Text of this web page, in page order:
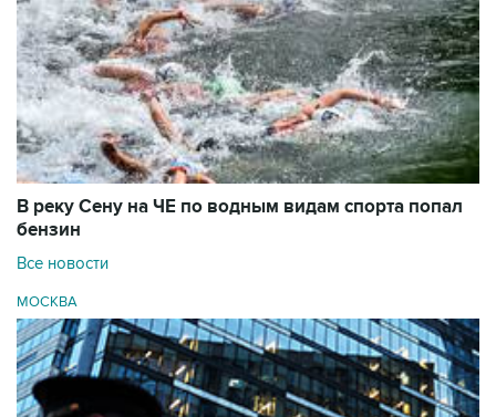
В реку Сену на ЧЕ по водным видам спорта попал
бензин
Все новости
МОСКВА